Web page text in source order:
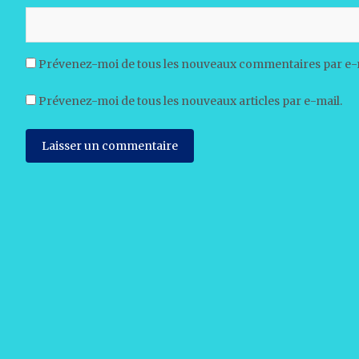
Prévenez-moi de tous les nouveaux commentaires par
Prévenez-moi de tous les nouveaux articles par e-mail.